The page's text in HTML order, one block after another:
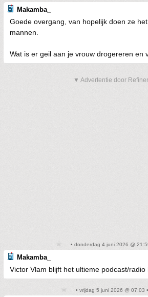
Makamba_
Goede overgang, van hopelijk doen ze
mannen.
Wat is er geil aan je vrouw drogereren en
▼ Advertentie door
• donderdag 4 juni 2026 @
Makamba_
Victor Vlam blijft het ultieme podcast/radio
• vrijdag 5 juni 2026 @ 07:03